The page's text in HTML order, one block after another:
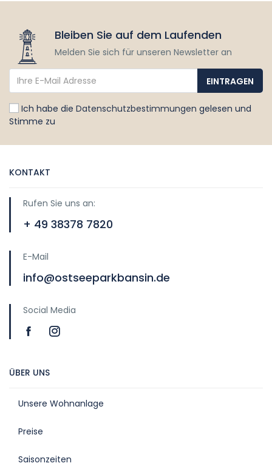
Bleiben Sie auf dem Laufenden
Melden Sie sich für unseren Newsletter an
Ich habe die Datenschutzbestimmungen gelesen und
Stimme zu
KONTAKT
Rufen Sie uns an:
+ 49 38378 7820
E-Mail
info@ostseeparkbansin.de
Social Media
ÜBER UNS
Unsere Wohnanlage
Preise
Saisonzeiten